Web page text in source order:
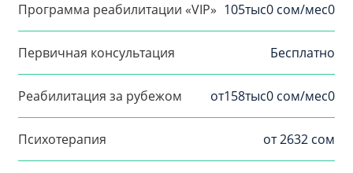
Программа реабилитации «VIP» 105тыс0 сом/мес0
Первичная консультация Бесплатно
Реабилитация за рубежом от158тыс0 сом/мес0
Психотерапия от 2632 сом